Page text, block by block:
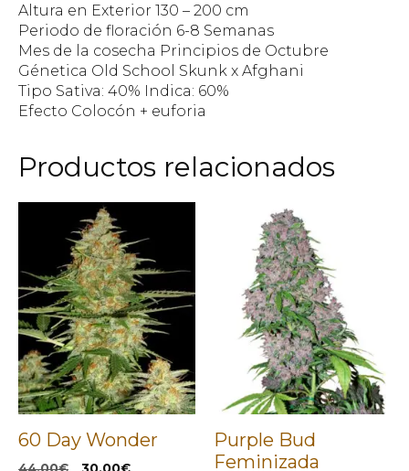
Altura en Exterior 130 – 200 cm
Periodo de floración 6-8 Semanas
Mes de la cosecha Principios de Octubre
Génetica Old School Skunk x Afghani
Tipo Sativa: 40% Indica: 60%
Efecto Colocón + euforia
Productos relacionados
60 Day Wonder
El
El
Purple Bud
Feminizada